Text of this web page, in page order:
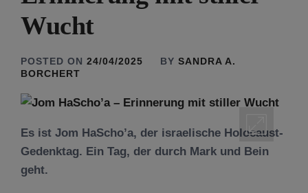
Wucht
POSTED ON 24/04/2025 BY SANDRA A.
BORCHERT
Es ist Jom HaScho’a, der israelische Holocaust-
Gedenktag. Ein Tag, der durch Mark und Bein
geht.